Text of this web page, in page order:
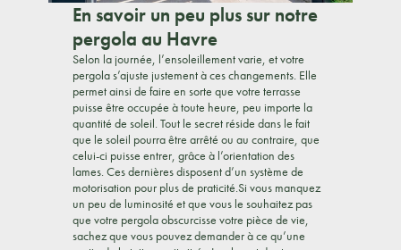
En savoir un peu plus sur notre
pergola au Havre
Selon la journée, l’ensoleillement varie, et votre
pergola s’ajuste justement à ces changements. Elle
permet ainsi de faire en sorte que votre terrasse
puisse être occupée à toute heure, peu importe la
quantité de soleil. Tout le secret réside dans le fait
que le soleil pourra être arrêté ou au contraire, que
celui-ci puisse entrer, grâce à l’orientation des
lames. Ces dernières disposent d’un système de
motorisation pour plus de praticité.Si vous manquez
un peu de luminosité et que vous le souhaitez pas
que votre pergola obscurcisse votre pièce de vie,
sachez que vous pouvez demander à ce qu’une